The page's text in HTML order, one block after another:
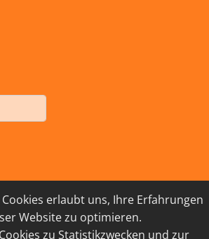
erlaubt uns, Ihre Erfahrungen
Website zu optimieren.
zu Statistikzwecken und zur
- Diözese Innsbruck
LINKSAMMLUNG